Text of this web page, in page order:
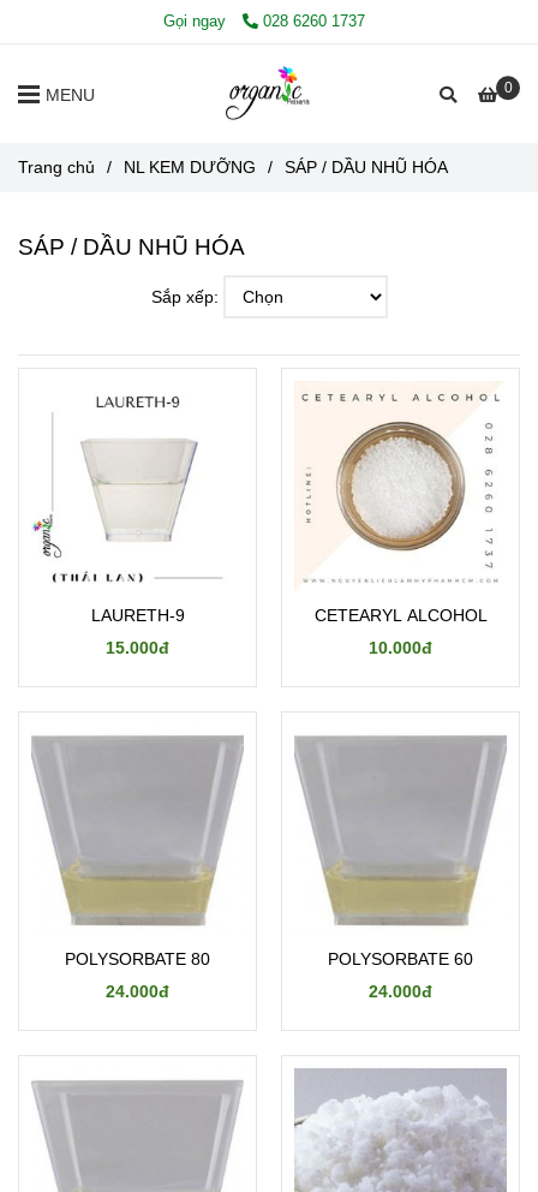
Gọi ngay 028 6260 1737
0
MENU
Trang chủ / NL KEM DƯỠNG / SÁP / DẦU NHŨ HÓA
SÁP / DẦU NHŨ HÓA
Sắp xếp:
LAURETH-9
15.000đ
CETEARYL ALCOHOL
10.000đ
POLYSORBATE 80
24.000đ
POLYSORBATE 60
24.000đ